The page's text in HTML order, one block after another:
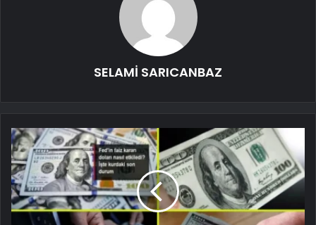
SELAMİ SARICANBAZ